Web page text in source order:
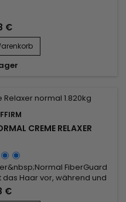
€
CREME RELAXER
FiberGuard
Haar vor, während und
Pflegt das Haar
Verarbeitung.&nbsp;
€